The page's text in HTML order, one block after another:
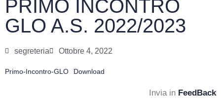
PRIMO INCONTRO
GLO A.S. 2022/2023
segreteria Ottobre 4, 2022
Primo-Incontro-GLO Download
Invia in FeedBack